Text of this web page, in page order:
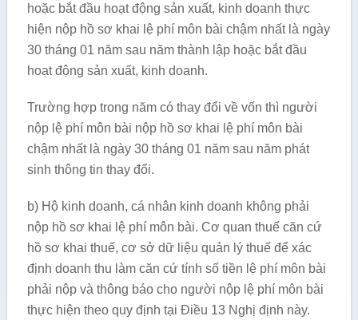
hoặc bắt đầu hoạt động sản xuất, kinh doanh thực
hiện nộp hồ sơ khai lệ phí môn bài chậm nhất là ngày
30 tháng 01 năm sau năm thành lập hoặc bắt đầu
hoạt động sản xuất, kinh doanh.
Trường hợp trong năm có thay đổi về vốn thì người
nộp lệ phí môn bài nộp hồ sơ khai lệ phí môn bài
chậm nhất là ngày 30 tháng 01 năm sau năm phát
sinh thông tin thay đổi.
b) Hộ kinh doanh, cá nhân kinh doanh không phải
nộp hồ sơ khai lệ phí môn bài. Cơ quan thuế căn cứ
hồ sơ khai thuế, cơ sở dữ liệu quản lý thuế để xác
định doanh thu làm căn cứ tính số tiền lệ phí môn bài
phải nộp và thông báo cho người nộp lệ phí môn bài
thực hiện theo quy định tại Điều 13 Nghị định này.